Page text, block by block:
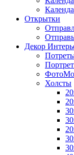
Открытки
Декор
Холсты